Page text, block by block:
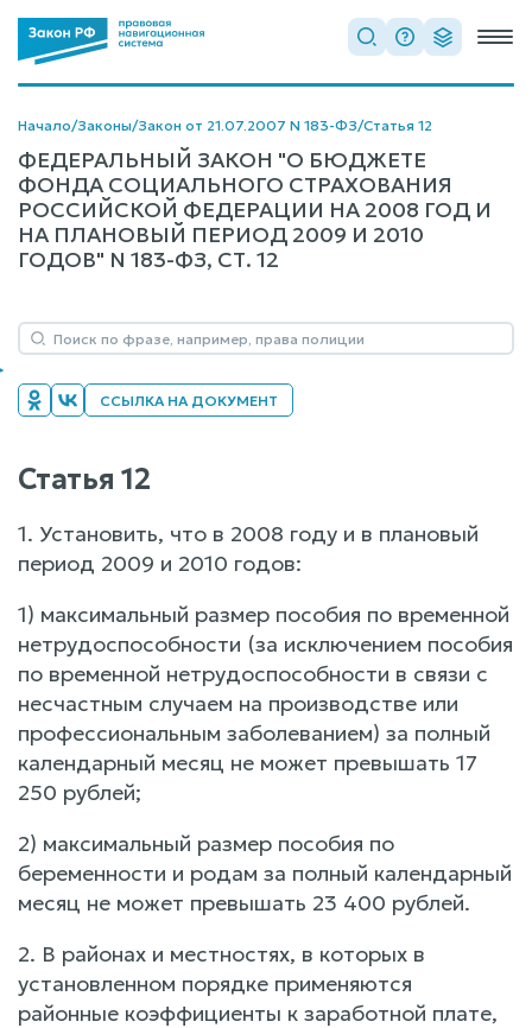
Начало/Законы/Закон от 21.07.2007 N 183-ФЗ/Статья 12
ФЕДЕРАЛЬНЫЙ ЗАКОН "О БЮДЖЕТЕ
ФОНДА СОЦИАЛЬНОГО СТРАХОВАНИЯ
РОССИЙСКОЙ ФЕДЕРАЦИИ НА 2008 ГОД И
НА ПЛАНОВЫЙ ПЕРИОД 2009 И 2010
ГОДОВ" N 183-ФЗ, СТ. 12
ССЫЛКА НА ДОКУМЕНТ
Статья 12
1. Установить, что в 2008 году и в плановый
период 2009 и 2010 годов:
1) максимальный размер пособия по временной
нетрудоспособности (за исключением пособия
по временной нетрудоспособности в связи с
несчастным случаем на производстве или
профессиональным заболеванием) за полный
календарный месяц не может превышать 17
250 рублей;
2) максимальный размер пособия по
беременности и родам за полный календарный
месяц не может превышать 23 400 рублей.
2. В районах и местностях, в которых в
установленном порядке применяются
районные коэффициенты к заработной плате,